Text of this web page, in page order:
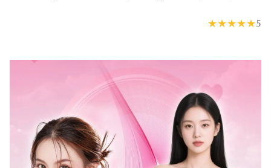
★★★★★5